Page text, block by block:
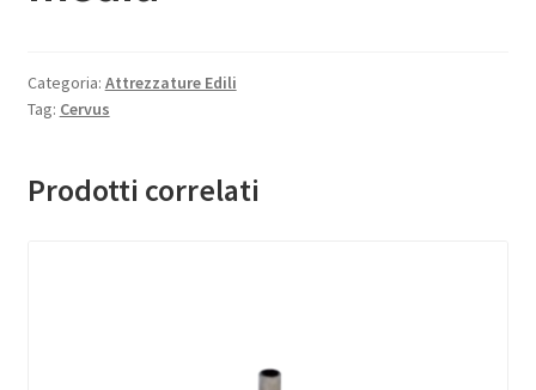
Categoria: Attrezzature Edili
Tag: Cervus
Prodotti correlati